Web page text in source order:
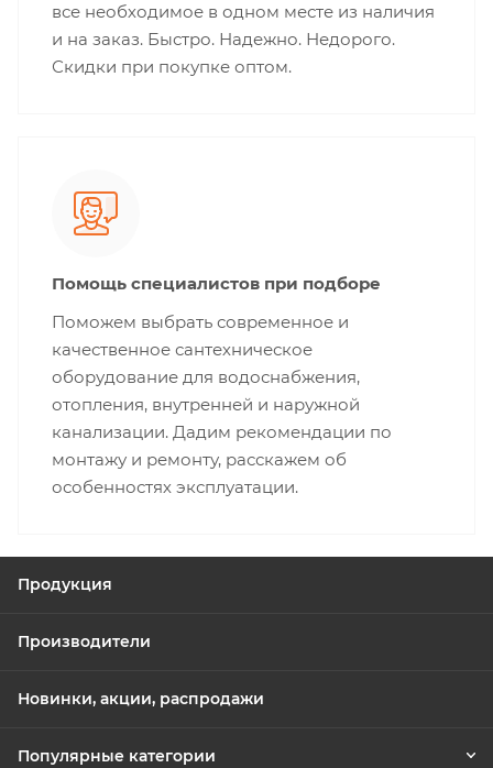
все необходимое в одном месте из наличия
и на заказ. Быстро. Надежно. Недорого.
Скидки при покупке оптом.
Помощь специалистов при подборе
Поможем выбрать современное и
качественное сантехническое
оборудование для водоснабжения,
отопления, внутренней и наружной
канализации. Дадим рекомендации по
монтажу и ремонту, расскажем об
особенностях эксплуатации.
Продукция
Производители
Новинки, акции, распродажи
Популярные категории